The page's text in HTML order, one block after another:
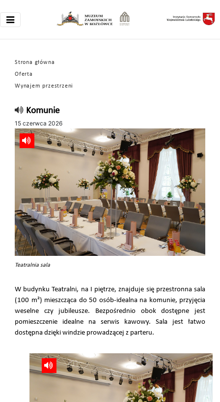
Strona główna
Oferta
Wynajem przestrzeni
Komunie
15 czerwca 2026
Teatralnia sala
W budynku Teatralni, na I piętrze, znajduje się przestronna sala
(100 m²) mieszcząca do 50 osób-idealna na komunie, przyjęcia
weselne czy jubileusze. Bezpośrednio obok dostępne jest
pomieszczenie idealne na serwis kawowy. Sala jest łatwo
dostępna dzięki windzie prowadzącej z parteru.